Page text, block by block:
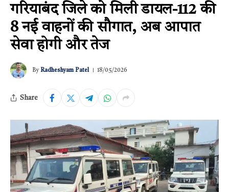
गरियाबंद जिले को मिली डायल-112 की
8 नई वाहनों की सौगात, अब आपात
सेवा होगी और तेज
By Radheshyam Patel 18/05/2026
Share